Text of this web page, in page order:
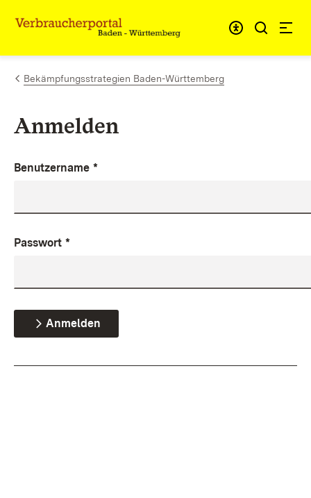
Zum Inhalt springen
Link zur Startseite
Bekämpfungsstrategien Baden-Württemberg
Anmelden
Benutzername *
Passwort *
Anmelden